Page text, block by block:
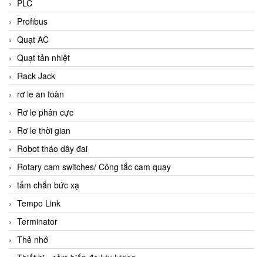
PLC
Profibus
Quạt AC
Quạt tản nhiệt
Rack Jack
rơ le an toàn
Rơ le phân cực
Rơ le thời gian
Robot tháo dây đai
Rotary cam switches/ Công tắc cam quay
tấm chắn bức xạ
Tempo Link
Terminator
Thẻ nhớ